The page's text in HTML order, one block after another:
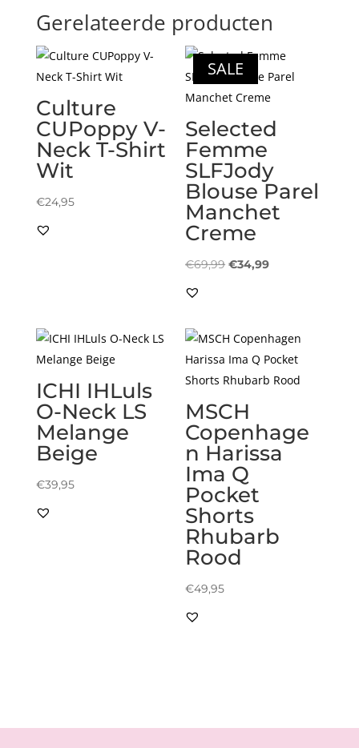
Gerelateerde producten
Culture
CUPoppy V-
Neck T-Shirt
Wit
€24,95
SALE
Selected
Femme
SLFJody
Blouse Parel
Manchet
Creme
€69,99 Oorspronkelijke
€34,99Huidige
ICHI IHLuls
O-Neck LS
Melange
Beige
€39,95
MSCH
Copenhage
n Harissa
Ima Q
Pocket
Shorts
Rhubarb
Rood
€49,95